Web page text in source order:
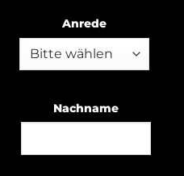
Anrede
Nachname